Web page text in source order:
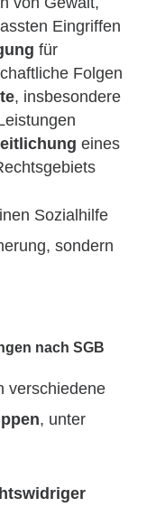
Eingriffen
für
Folgen
, insbesondere
eines
Sozialhilfe
sondern
nach SGB
verschiedene
, unter